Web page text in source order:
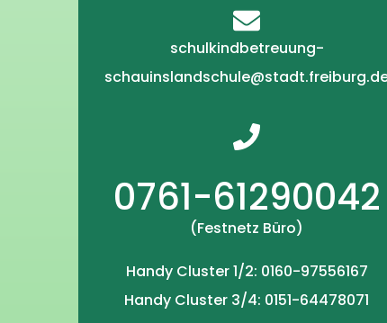
schulkindbetreuung-
0761-61290042
(Festnetz Büro)
Handy Cluster 1/2: 0160-97556167
Handy Cluster 3/4: 0151-64478071